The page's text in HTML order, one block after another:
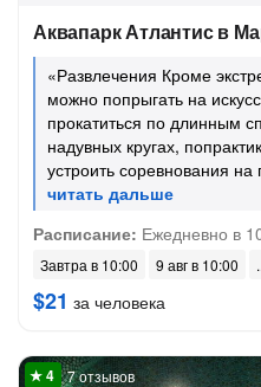
Аквапарк Атлантис в
«Развлечения Кроме
можно попрыгать на
прокатиться по длинным
надувных кругах,
устроить соревнования
Расписание: Ежедневно в
Завтра в 10:00 9 авг в 10:00
$21 за человека
7 отзывов